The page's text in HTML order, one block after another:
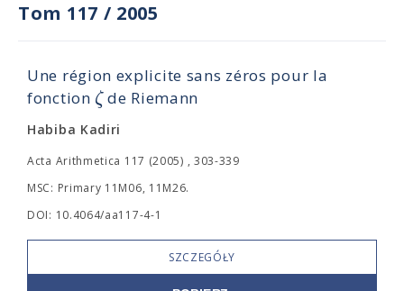
Tom 117 / 2005
Une région explicite sans zéros pour la
fonction ζde Riemann
Habiba Kadiri
Acta Arithmetica 117 (2005) , 303-339
MSC: Primary 11M06, 11M26.
DOI: 10.4064/aa117-4-1
SZCZEGÓŁY